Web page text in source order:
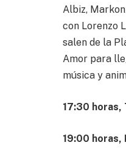
Albiz,
con Lorenzo
salen de la
Amor para
música y
17:30 horas,
19:00 horas,